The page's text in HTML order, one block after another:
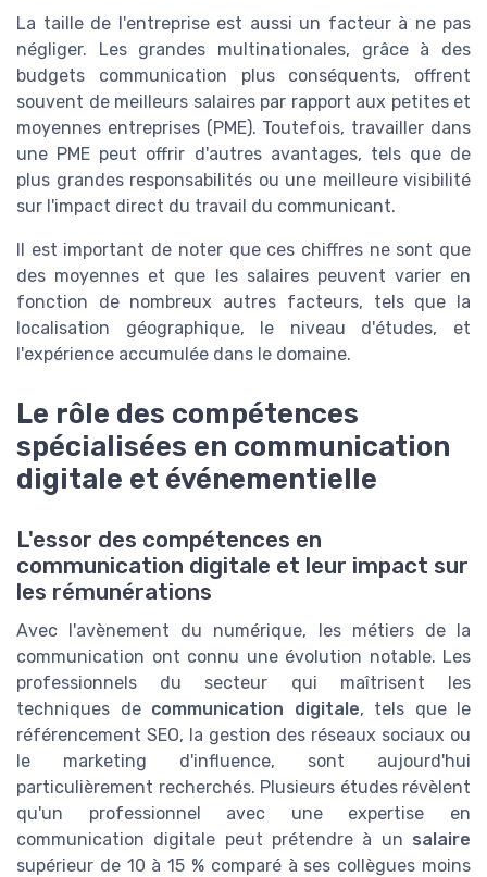
La taille de l'entreprise est aussi un facteur à ne pas
négliger. Les grandes multinationales, grâce à des
budgets communication plus conséquents, offrent
souvent de meilleurs salaires par rapport aux petites et
moyennes entreprises (PME). Toutefois, travailler dans
une PME peut offrir d'autres avantages, tels que de
plus grandes responsabilités ou une meilleure visibilité
sur l'impact direct du travail du communicant.
Il est important de noter que ces chiffres ne sont que
des moyennes et que les salaires peuvent varier en
fonction de nombreux autres facteurs, tels que la
localisation géographique, le niveau d'études, et
l'expérience accumulée dans le domaine.
Le rôle des compétences
spécialisées en communication
digitale et événementielle
L'essor des compétences en
communication digitale et leur impact sur
les rémunérations
Avec l'avènement du numérique, les métiers de la
communication ont connu une évolution notable. Les
professionnels du secteur qui maîtrisent les
techniques de communication digitale, tels que le
référencement SEO, la gestion des réseaux sociaux ou
le marketing d'influence, sont aujourd'hui
particulièrement recherchés. Plusieurs études révèlent
qu'un professionnel avec une expertise en
communication digitale peut prétendre à un salaire
supérieur de 10 à 15 % comparé à ses collègues moins